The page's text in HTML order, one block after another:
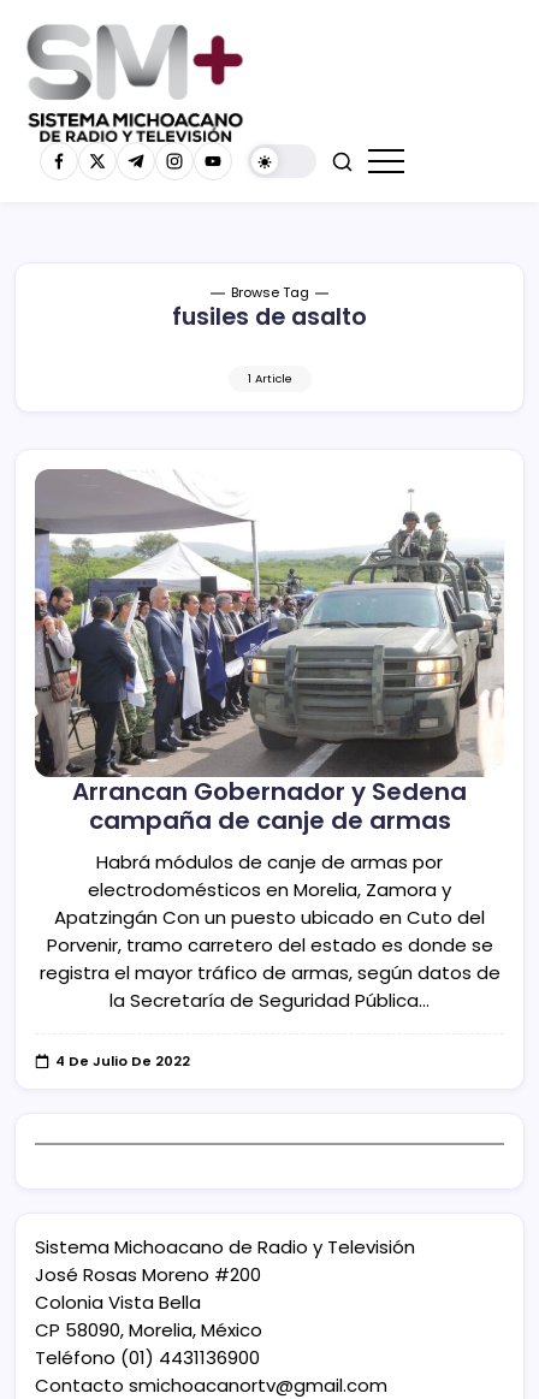
Browse Tag
fusiles de asalto
1 Article
Arrancan Gobernador y Sedena
campaña de canje de armas
Habrá módulos de canje de armas por
electrodomésticos en Morelia, Zamora y
Apatzingán Con un puesto ubicado en Cuto del
Porvenir, tramo carretero del estado es donde se
registra el mayor tráfico de armas, según datos de
la Secretaría de Seguridad Pública…
4 De Julio De 2022
Sistema Michoacano de Radio y Televisión
José Rosas Moreno #200
Colonia Vista Bella
CP 58090, Morelia, México
Teléfono (01) 4431136900
Contacto smichoacanortv@gmail.com